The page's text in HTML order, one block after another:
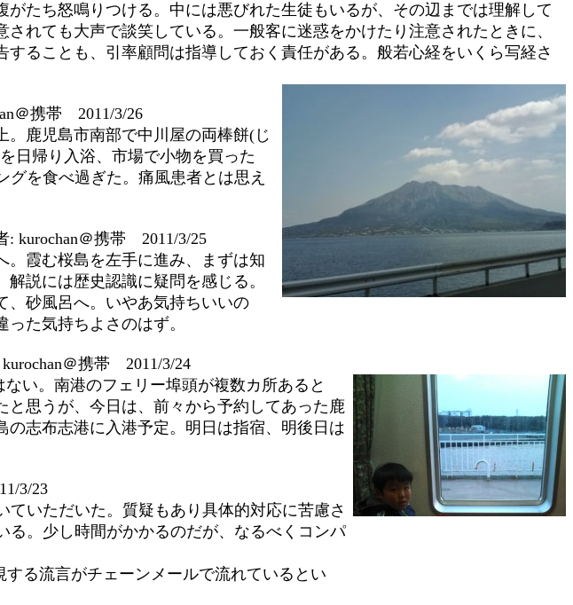
たち怒鳴りつける。中には悪びれた生徒もいるが、その辺までは理解して
れても大声で談笑している。一般客に迷惑をかけたり注意されたときに、
ることも、引率顧問は指導しておく責任がある。般若心経をいくら写経さ
＠携帯 2011/3/26
鹿児島市南部で中川屋の両棒餅(じ
日帰り入浴、市場で小物を買った
を食べ過ぎた。痛風患者とは思え
: kurochan＠携帯 2011/3/25
霞む桜島を左手に進み、まずは知
説には歴史認識に疑問を感じる。
、砂風呂へ。いやあ気持ちいいの
た気持ちよさのはず。
＠携帯 2011/3/24
い。南港のフェリー埠頭が複数カ所あると
思うが、今日は、前々から予約してあった鹿
志布志港に入港予定。明日は指宿、明後日は
3/23
いただいた。質疑もあり具体的対応に苦慮さ
。少し時間がかかるのだが、なるべくコンパ
る流言がチェーンメールで流れているとい